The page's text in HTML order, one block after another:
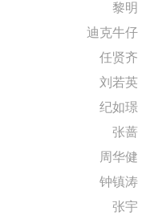
黎明
迪克牛仔
任贤齐
刘若英
纪如璟
张蔷
周华健
钟镇涛
张宇